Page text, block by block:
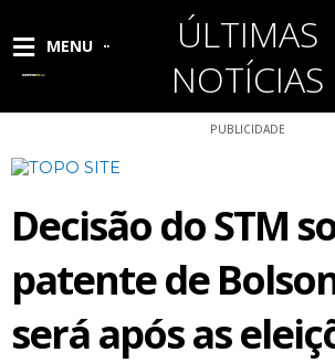
MENU
ÚLTIMAS
NOTÍCIAS
PUBLICIDADE
Decisão do STM
patente de
será após as